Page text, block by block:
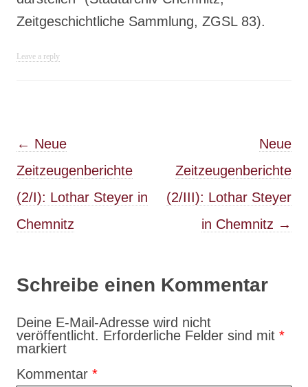
Zeitgeschichtliche Sammlung, ZGSL 83).
Leave a reply
Post navigation
← Neue
Zeitzeugenberichte
(2/I): Lothar Steyer in
Chemnitz
Neue
Zeitzeugenberichte
(2/III): Lothar Steyer
in Chemnitz →
Schreibe einen Kommentar
Deine E-Mail-Adresse wird nicht
veröffentlicht. Erforderliche Felder sind mit *
markiert
Kommentar *